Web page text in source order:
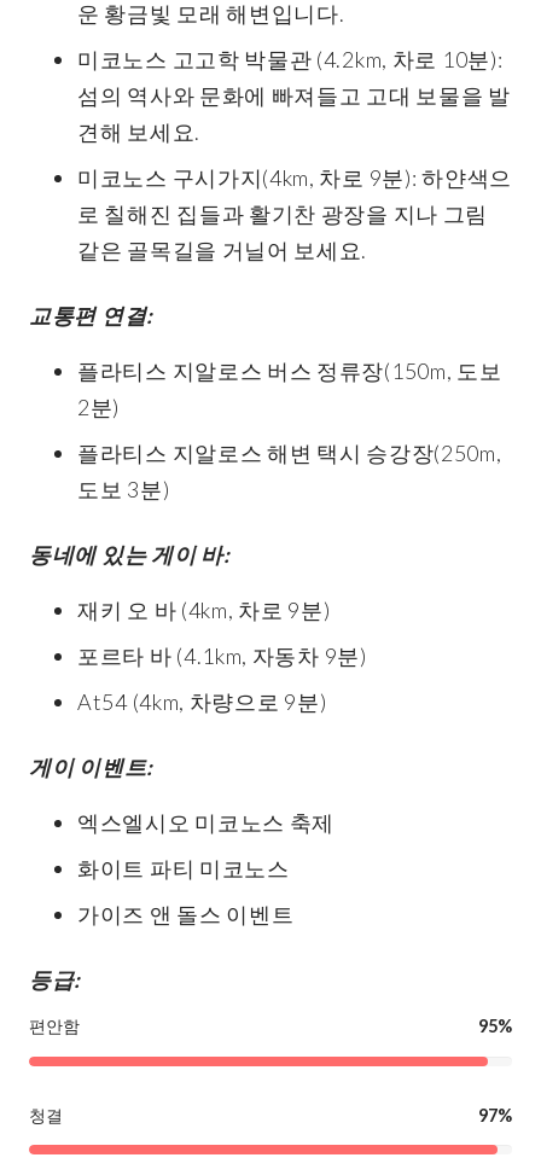
운 황금빛 모래 해변입니다.
미코노스 고고학 박물관 (4.2km, 차로 10분):
섬의 역사와 문화에 빠져들고 고대 보물을 발
견해 보세요.
미코노스 구시가지(4km, 차로 9분): 하얀색으
로 칠해진 집들과 활기찬 광장을 지나 그림
같은 골목길을 거닐어 보세요.
교통편 연결:
플라티스 지알로스 버스 정류장(150m, 도보
2분)
플라티스 지알로스 해변 택시 승강장(250m,
도보 3분)
동네에 있는 게이 바:
재키 오 바 (4km, 차로 9분)
포르타 바 (4.1km, 자동차 9분)
At54 (4km, 차량으로 9분)
게이 이벤트:
엑스엘시오 미코노스 축제
화이트 파티 미코노스
가이즈 앤 돌스 이벤트
등급:
편안함 95%
청결 97%